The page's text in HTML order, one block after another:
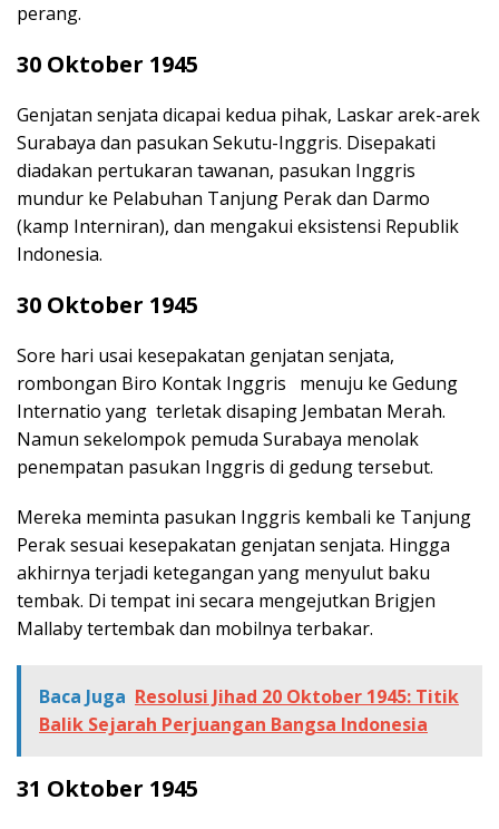
perang.
30 Oktober 1945
Genjatan senjata dicapai kedua pihak, Laskar arek-arek
Surabaya dan pasukan Sekutu-Inggris. Disepakati
diadakan pertukaran tawanan, pasukan Inggris
mundur ke Pelabuhan Tanjung Perak dan Darmo
(kamp Interniran), dan mengakui eksistensi Republik
Indonesia.
30 Oktober 1945
Sore hari usai kesepakatan genjatan senjata,
rombongan Biro Kontak Inggris menuju ke Gedung
Internatio yang terletak disaping Jembatan Merah.
Namun sekelompok pemuda Surabaya menolak
penempatan pasukan Inggris di gedung tersebut.
Mereka meminta pasukan Inggris kembali ke Tanjung
Perak sesuai kesepakatan genjatan senjata. Hingga
akhirnya terjadi ketegangan yang menyulut baku
tembak. Di tempat ini secara mengejutkan Brigjen
Mallaby tertembak dan mobilnya terbakar.
Baca Juga Resolusi Jihad 20 Oktober 1945: Titik
Balik Sejarah Perjuangan Bangsa Indonesia
31 Oktober 1945